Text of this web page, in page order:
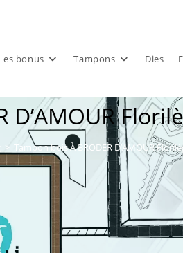
bonus Tampons Dies
D’AMOUR
> Tampon bois À BRODER D’AMOUR